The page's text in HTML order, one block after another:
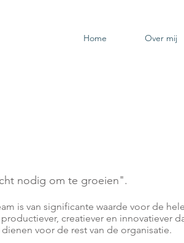
Home Over mij
nodig om te groeien".
is van significante waarde voor de
creatiever en innovatiever
voor de rest van de organisatie.